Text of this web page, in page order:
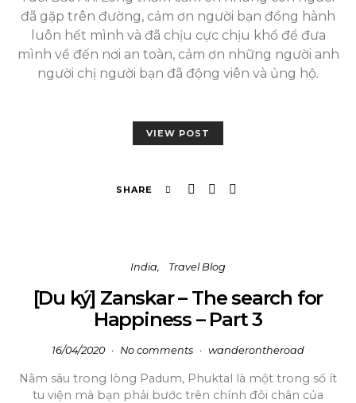
đã gặp trên đường, cảm ơn người bạn đồng hành
luôn hết mình và đã chịu cực chịu khổ để đưa
mình về đến nơi an toàn, cảm ơn những người anh
người chị người bạn đã động viên và ủng hộ.
VIEW POST
SHARE
India Travel Blog
[Du ký] Zanskar – The search for
Happiness – Part 3
16/04/2020 No comments wanderontheroad
Nằm sâu trong lòng Padum, Phuktal là một trong số ít
tu viện mà bạn phải bước trên chính đôi chân của